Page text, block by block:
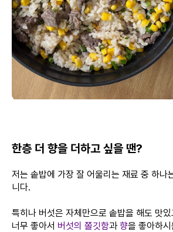
한층 더 향을 더하고 싶을 땐?
저는 솥밥에 가장 잘 어울리는 재료 중 하나
니다.
특히나 버섯은 자체만으로 솥밥을 해도 맛
너무 좋아서 버섯의 쫄깃함과향을 좋아하